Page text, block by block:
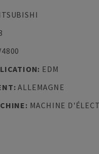
: EDM
:ALLEMAGNE
: MACHINE